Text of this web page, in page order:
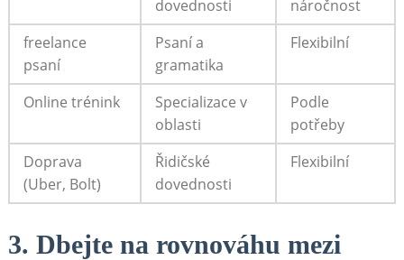
dovednosti
náročnost
freelance⁣
psaní
Psaní a​
gramatika
Flexibilní
Online trénink
Specializace v
oblasti
Podle
potřeby
Doprava
(Uber, Bolt)
Řidičské
⁣dovednosti
Flexibilní
3. Dbejte na rovnováhu mezi